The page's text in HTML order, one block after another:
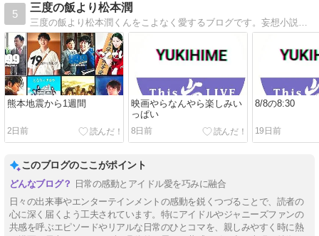
5
三度の飯より松本潤
熊本地震から1週間
2日前
映画やらなんやら楽しみい
っぱい
8日前
8/8の8:30
19日前
このブログのここがポイント
日常の感動とアイドル愛を巧みに融合
日々の出来事やエンターテインメントの感動を鋭くつづることで、読者の
心に深く届くよう工夫されています。特にアイドルやジャニーズファンの
共感を呼ぶエピソードやリアルな日常のひとコマを、親しみやすく時に熱